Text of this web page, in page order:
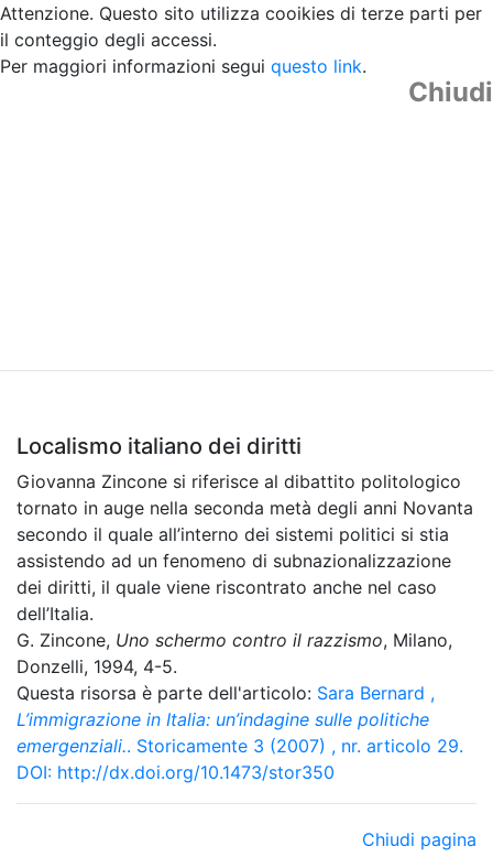
Attenzione. Questo sito utilizza cooikies di terze parti per
il conteggio degli accessi.
Per maggiori informazioni segui questo link.
Chiudi
Localismo italiano dei diritti
Giovanna Zincone si riferisce al dibattito politologico
tornato in auge nella seconda metà degli anni Novanta
secondo il quale all’interno dei sistemi politici si stia
assistendo ad un fenomeno di subnazionalizzazione
dei diritti, il quale viene riscontrato anche nel caso
dell’Italia.
G. Zincone, Uno schermo contro il razzismo, Milano,
Donzelli, 1994, 4-5.
Questa risorsa è parte dell'articolo: Sara Bernard ,
L’immigrazione in Italia: un’indagine sulle politiche
emergenziali.. Storicamente 3 (2007) , nr. articolo 29.
DOI: http://dx.doi.org/10.1473/stor350
Chiudi pagina